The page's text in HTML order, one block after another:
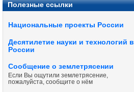
Полезные ссылки
Национальные проекты России
Десятилетие науки и технологий в
России
Сообщение о землетрясении
Если Вы ощутили землетрясение,
пожалуйста, сообщите о нём